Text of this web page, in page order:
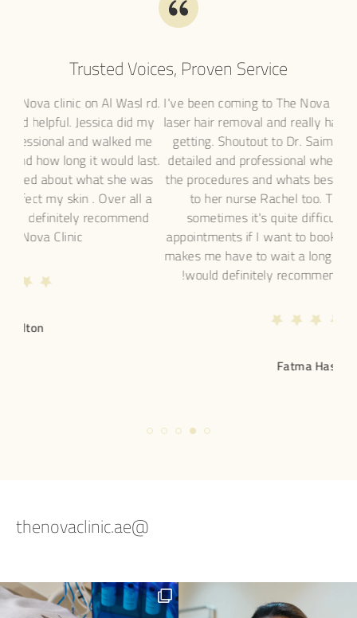
Trusted Voices, Proven Service
I've
laser
the
makes
It is always lovely to visit The Nova clinic on Al Wasl rd.
the staff are all super nice and helpful. Jessica did my
facial today. She is very professional and walked me
through what would happen and how long it would last.
During the treatment she talked about what she was
applying and how it would affect my skin . Over all a
great experience and I would definitely recommend
Jessica and the Nova Clinic.
@thenovaclinic.ae
Summer skin is calling for a